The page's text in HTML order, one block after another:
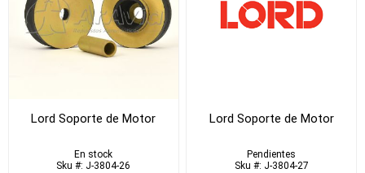
Lord Soporte de Motor
En stock
Sku #: J-3804-26
Lord Soporte de Motor
Pendientes
Sku #: J-3804-27